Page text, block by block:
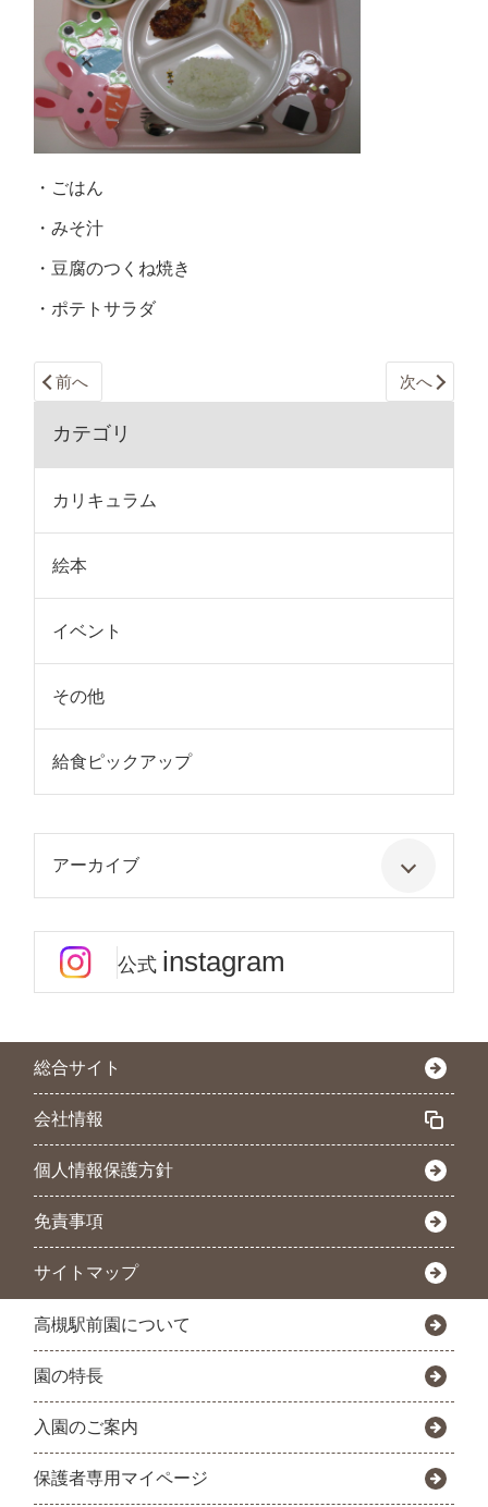
・ごはん
・みそ汁
・豆腐のつくね焼き
・ポテトサラダ
前へ 次へ
カテゴリ
カリキュラム
絵本
イベント
その他
給食ピックアップ
アーカイブ
公式 instagram
総合サイト
会社情報
個人情報保護方針
免責事項
サイトマップ
高槻駅前園について
園の特長
入園のご案内
保護者専用マイページ